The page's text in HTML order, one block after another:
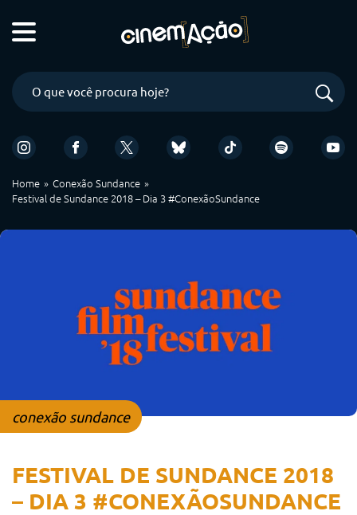
Home
Conexão Sundance
Festival de Sundance 2018 – Dia 3 #ConexãoSundance
conexão sundance
FESTIVAL DE SUNDANCE 2018
– DIA 3 #CONEXÃOSUNDANCE